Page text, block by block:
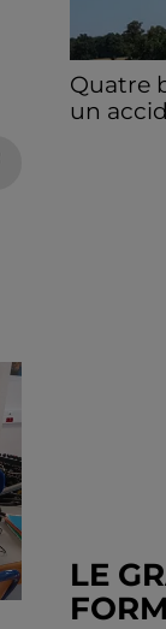
Quatre
un
LE